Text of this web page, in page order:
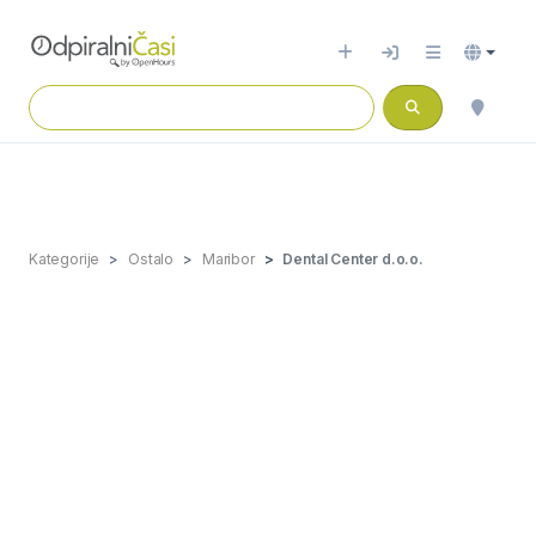
Kategorije Ostalo Maribor Dental Center d.o.o.